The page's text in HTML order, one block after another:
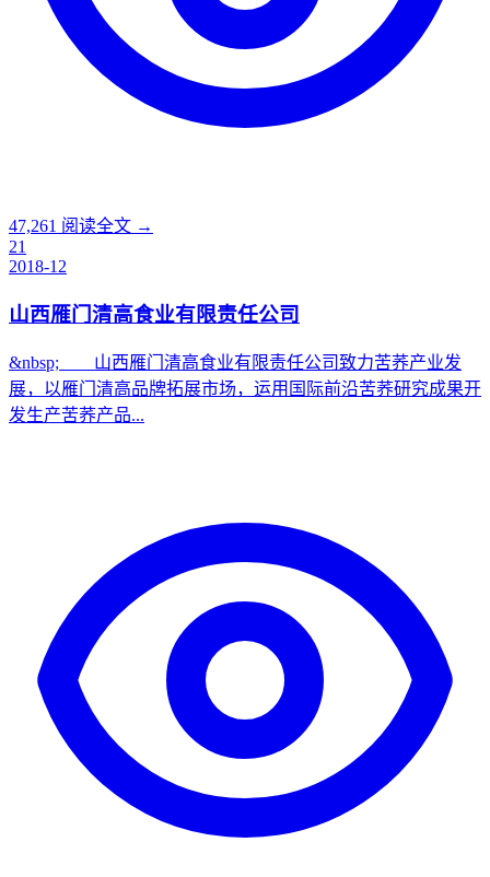
47,261 阅读全文 →
21
2018-12
山西雁门清高食业有限责任公司
&nbsp; 山西雁门清高食业有限责任公司致力苦荞产业发
展，以雁门清高品牌拓展市场，运用国际前沿苦荞研究成果开
发生产苦荞产品...